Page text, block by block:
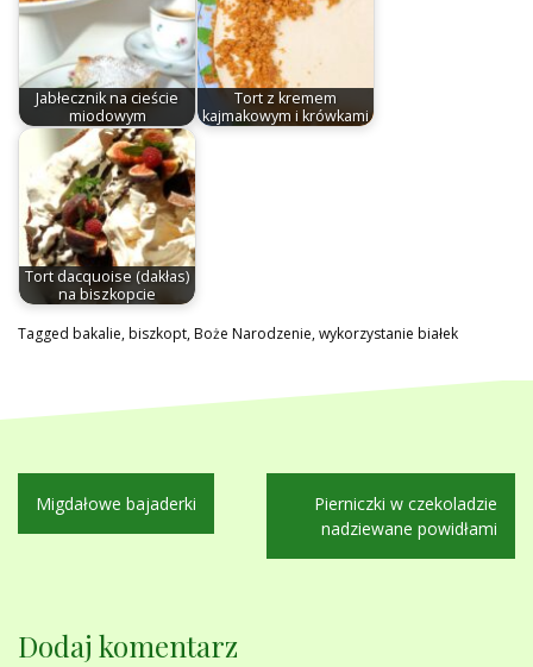
Jabłecznik na cieście
miodowym
Tort z kremem
kajmakowym i krówkami
Tort dacquoise (dakłas)
na biszkopcie
Tagged bakalie,biszkopt,Boże Narodzenie,wykorzystanie białek
Nawigacja
wpisu
Migdałowe bajaderki
Pierniczki w czekoladzie
nadziewane powidłami
Dodaj komentarz